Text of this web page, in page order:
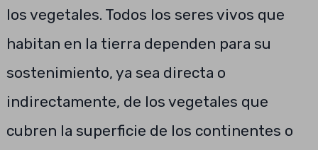
los vegetales. Todos los seres vivos que
habitan en la tierra dependen para su
sostenimiento, ya sea directa o
indirectamente, de los vegetales que
cubren la superficie de los continentes o